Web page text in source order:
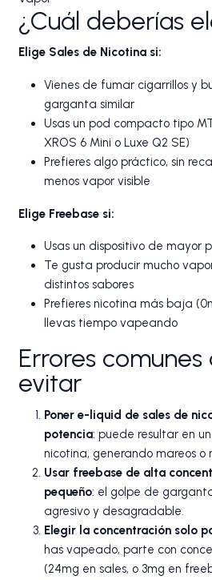
¿Cuál deberías
Elige Sales de Nicotina si:
Vienes de fumar cigarrillos y
garganta similar
Usas un pod compacto tipo
XROS 6 Mini o Luxe Q2 SE)
Prefieres algo práctico, sin
menos vapor visible
Elige Freebase si:
Usas un dispositivo de mayor
Te gusta producir mucho
distintos sabores
Prefieres nicotina más baja
llevas tiempo vapeando
Errores
evitar
Poner e-liquid de sales de
potencia: puede resultar en
nicotina, generando mareos o
Usar freebase de alta
pequeño: el golpe de
agresivo y desagradable.
Elegir la concentración solo
has vapeado, parte con
(24mg en sales, o 3mg en